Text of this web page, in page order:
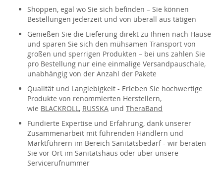
Shoppen, egal wo Sie sich befinden – Sie können
Bestellungen jederzeit und von überall aus tätigen
Genießen Sie die Lieferung direkt zu Ihnen nach Hause
und sparen Sie sich den mühsamen Transport von
großen und sperrigen Produkten – bei uns zahlen Sie
pro Bestellung nur eine einmalige Versandpauschale,
unabhängig von der Anzahl der Pakete
Qualität und Langlebigkeit - Erleben Sie hochwertige
Produkte von renommierten Herstellern,
wie BLACKROLL, RUSSKA und TheraBand
Fundierte Expertise und Erfahrung, dank unserer
Zusammenarbeit mit führenden Händlern und
Marktführern im Bereich Sanitätsbedarf - wir beraten
Sie vor Ort im Sanitätshaus oder über unsere
Servicerufnummer